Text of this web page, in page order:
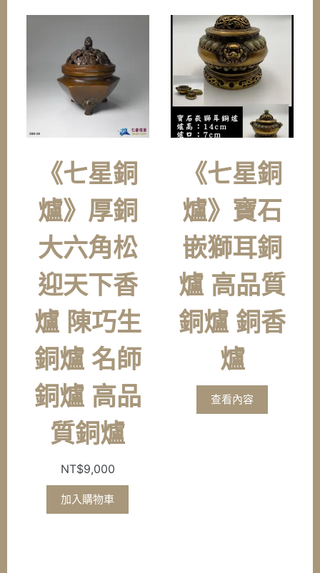
《七星銅
爐》厚銅
大六角松
迎天下香
爐 陳巧生
銅爐 名師
銅爐 高品
質銅爐
NT$9,000
加入購物車
《七星銅
爐》寶石
嵌獅耳銅
爐 高品質
銅爐 銅香
爐
查看內容